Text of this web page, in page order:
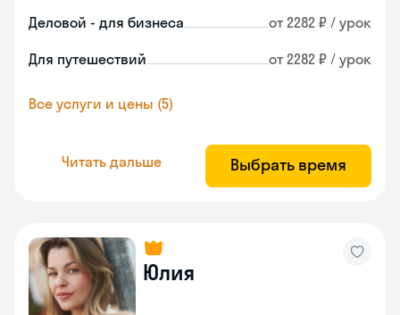
Деловой - для бизнеса от 2282 ₽ / урок
Для путешествий от 2282 ₽ / урок
Все услуги и цены (5)
Читать дальше Выбрать время
Юлия